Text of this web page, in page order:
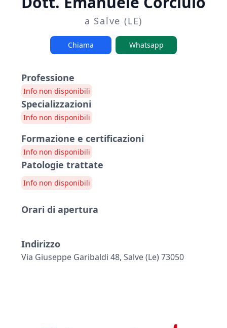
a Salve (LE)
Chiama Whatsapp
Professione
Info non disponibili
Specializzazioni
Info non disponibili
Formazione e certificazioni
Info non disponibili
Patologie trattate
Info non disponibili
Orari di apertura
Indirizzo
Via Giuseppe Garibaldi 48, Salve (le) 73050